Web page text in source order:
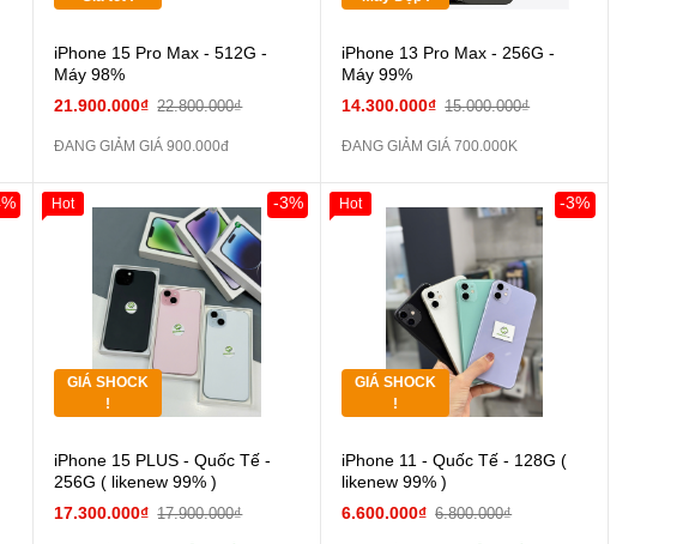
iPhone 15 Pro Max - 512G -
Máy 98%
21.900.000₫ 22.800.000₫
ĐANG GIẢM GIÁ 900.000đ
iPhone 13 Pro Max - 256G -
Máy 99%
14.300.000₫ 15.000.000₫
ĐANG GIẢM GIÁ 700.000K
GIÁ SHOCK
!
Giảm 100.000đ
Khách Hàng
Tặng
Cường lực 10D full
màn
tai nghe iPhone 6S
iPhone 15 PLUS - Quốc Tế -
256G ( likenew 99% )
17.300.000₫ 17.900.000₫
-3%
Hot
GIÁ SHOCK
!
Giảm 100.000đ
Khách Hàng
Thân Thiết
Tặng
Tặng
Cường lực 10D full
màn
tai nghe iPhone 6S
iPhone 11 - Quốc Tế - 128G (
likenew 99% )
6.600.000₫ 6.800.000₫
-3%
Hot